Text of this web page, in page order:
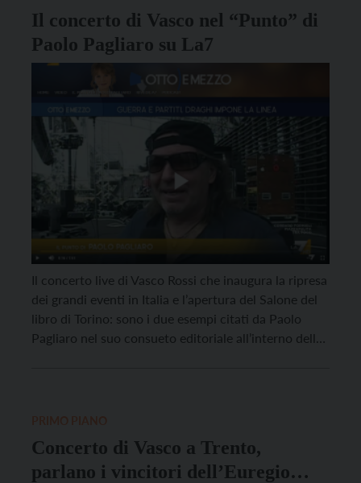
Il concerto di Vasco nel “Punto” di
Paolo Pagliaro su La7
Il concerto live di Vasco Rossi che inaugura la ripresa
dei grandi eventi in Italia e l’apertura del Salone del
libro di Torino: sono i due esempi citati da Paolo
Pagliaro nel suo consueto editoriale all’interno della
Concerto di Vasco a Trento,
parlano i vincitori dell’Euregio